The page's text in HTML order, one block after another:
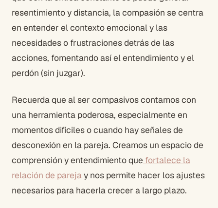
resentimiento y distancia, la compasión se centra
en entender el contexto emocional y las
necesidades o frustraciones detrás de las
acciones, fomentando así el entendimiento y el
perdón (sin juzgar).
Recuerda que al ser compasivos contamos con
una herramienta poderosa, especialmente en
momentos difíciles o cuando hay señales de
desconexión en la pareja. Creamos un espacio de
comprensión y entendimiento que fortalece la
relación de parejay nos permite hacer los ajustes
necesarios para hacerla crecer a largo plazo.